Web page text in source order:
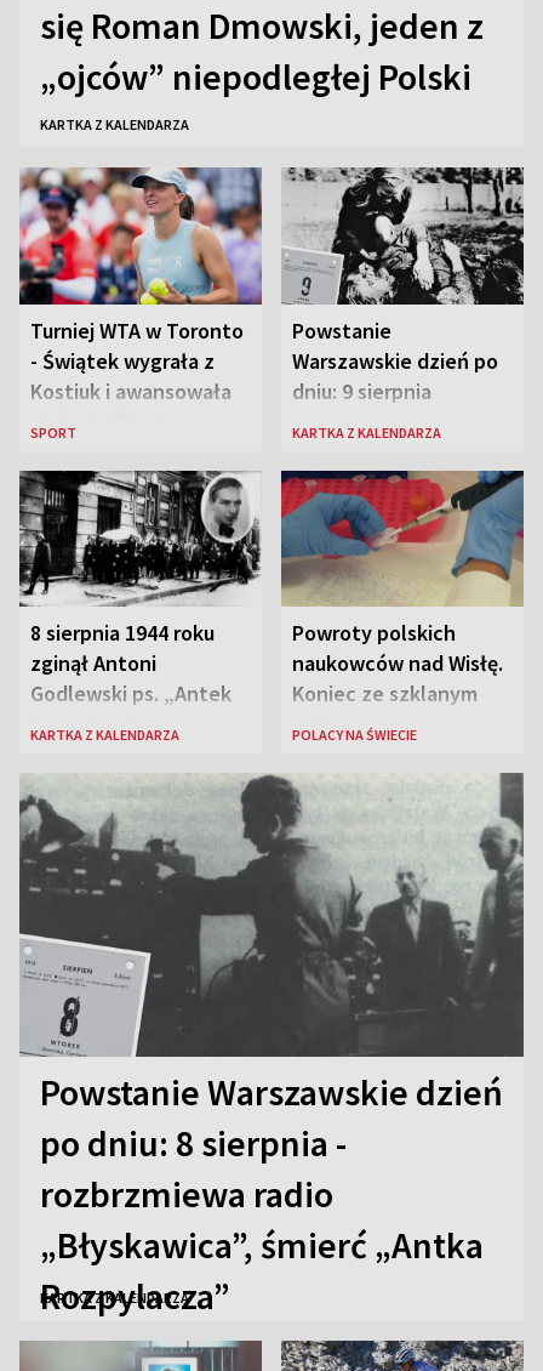
się Roman Dmowski, jeden z
„ojców” niepodległej Polski
KARTKA Z KALENDARZA
Turniej WTA w Toronto
- Świątek wygrała z
Kostiuk i awansowała
do ćwierćfinału
SPORT
Powstanie
Warszawskie dzień po
dniu: 9 sierpnia
KARTKA Z KALENDARZA
8 sierpnia 1944 roku
zginął Antoni
Godlewski ps. „Antek
Rozpylacz”
KARTKA Z KALENDARZA
Powroty polskich
naukowców nad Wisłę.
Koniec ze szklanym
sufitem
POLACY NA ŚWIECIE
Powstanie Warszawskie dzień
po dniu: 8 sierpnia -
rozbrzmiewa radio
„Błyskawica”, śmierć „Antka
Rozpylacza”
KARTKA Z KALENDARZA